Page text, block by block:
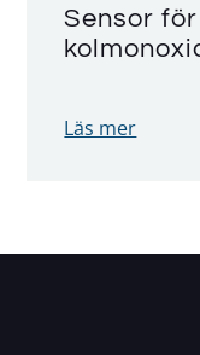
Sensor
Läs mer